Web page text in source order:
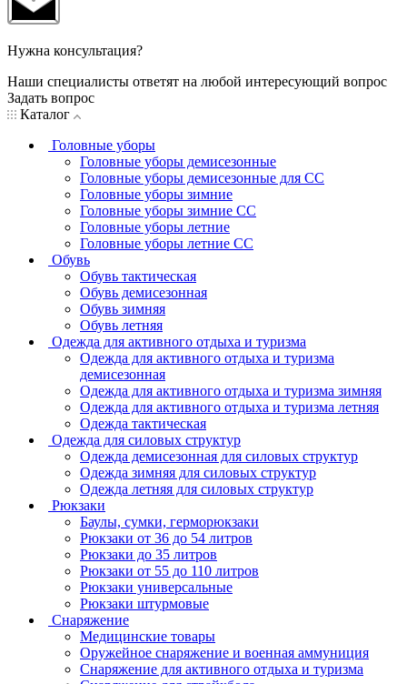
Нужна консультация?
Наши специалисты ответят на любой интересующий вопрос
Задать вопрос
Каталог
Головные уборы
Головные уборы демисезонные
Головные уборы демисезонные для СС
Головные уборы зимние
Головные уборы зимние СС
Головные уборы летние
Головные уборы летние СС
Обувь
Обувь тактическая
Обувь демисезонная
Обувь зимняя
Обувь летняя
Одежда для активного отдыха и туризма
Одежда для активного отдыха и туризма
демисезонная
Одежда для активного отдыха и туризма зимняя
Одежда для активного отдыха и туризма летняя
Одежда тактическая
Одежда для силовых структур
Одежда демисезонная для силовых структур
Одежда зимняя для силовых структур
Одежда летняя для силовых структур
Рюкзаки
Баулы, сумки, герморюкзаки
Рюкзаки от 36 до 54 литров
Рюкзаки до 35 литров
Рюкзаки от 55 до 110 литров
Рюкзаки универсальные
Рюкзаки штурмовые
Снаряжение
Медицинские товары
Оружейное снаряжение и военная аммуниция
Снаряжение для активного отдыха и туризма